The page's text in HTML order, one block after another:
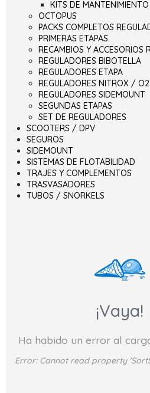
KITS DE
OCTOPUS
PACKS COMPLETOS
PRIMERAS ETAPAS
RECAMBIOS Y ACCESORIOS
REGULADORES BIBOTELLA
REGULADORES ETAPA
REGULADORES NITROX / O2
REGULADORES SIDEMOUNT
SEGUNDAS ETAPAS
SET DE REGULADORES
SCOOTERS / DPV
SEGUROS
SIDEMOUNT
SISTEMAS DE FLOTABILIDAD
TRAJES Y COMPLEMENTOS
TRASVASADORES
TUBOS / SNORKELS
¡Vaya!
Ha habido un error al
Error: Cannot read property